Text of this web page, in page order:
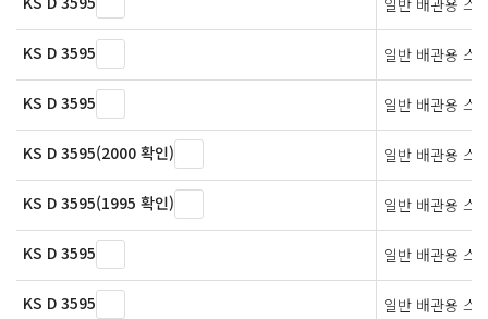
일반 배관용 스
KS D 3595 일반 배관용 스
KS D 3595 일반 배관용 스
KS D 3595(2000 확인) 일반 배관용 스
KS D 3595(1995 확인) 일반 배관용 스
KS D 3595 일반 배관용 스
KS D 3595 일반 배관용 스